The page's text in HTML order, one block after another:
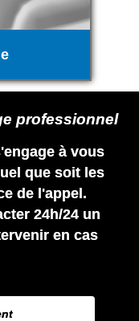
professionnel
à vous
que soit les
de l'appel.
24h/24 un
en cas